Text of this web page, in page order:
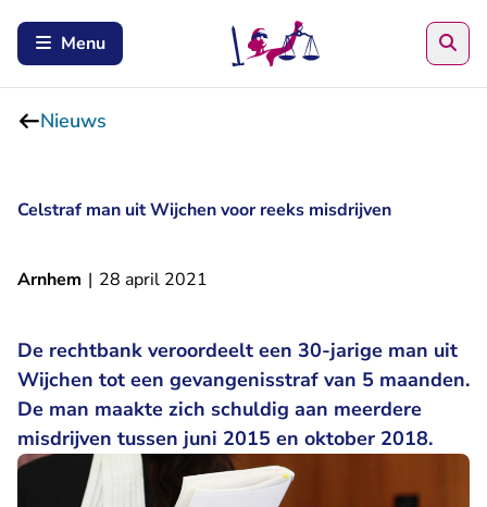
Menu
Nieuws
Celstraf man uit Wijchen voor reeks misdrijven
Arnhem | 28 april 2021
De rechtbank veroordeelt een 30-jarige man uit
Wijchen tot een gevangenisstraf van 5 maanden.
De man maakte zich schuldig aan meerdere
misdrijven tussen juni 2015 en oktober 2018.